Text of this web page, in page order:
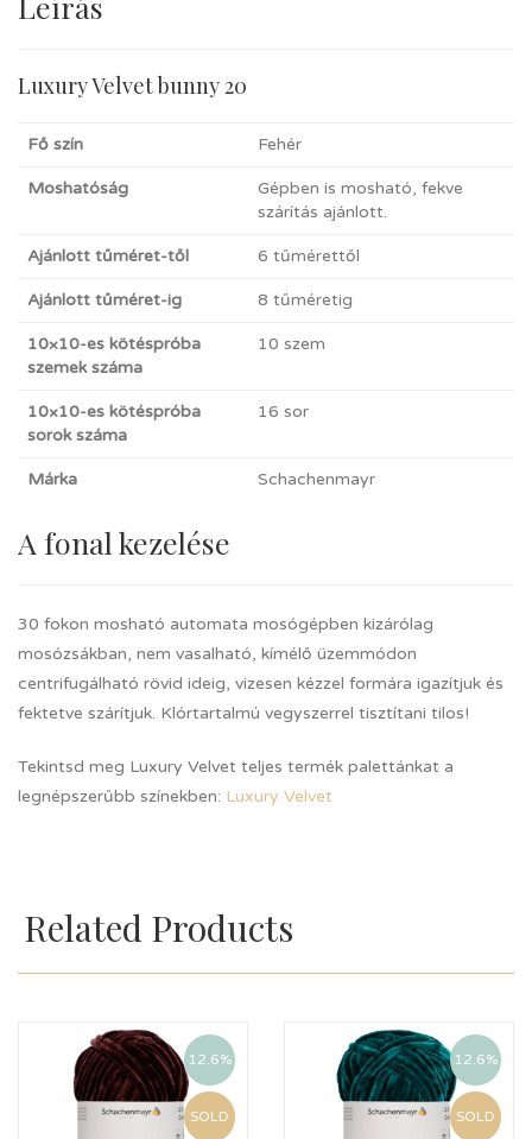
Luxury Velvet bunny 20
Fő szín Fehér
Moshatóság
Gépben is mosható, fekve
szárítás ajánlott.
Ajánlott tűméret-től 6 tűmérettől
Ajánlott tűméret-ig 8 tűméretig
10×10-es kötéspróba
szemek száma
10 szem
10×10-es kötéspróba
sorok száma
16 sor
Márka Schachenmayr
A fonal kezelése
30 fokon mosható automata mosógépben kizárólag
mosózsákban, nem vasalható, kímélő üzemmódon
centrifugálható rövid ideig, vizesen kézzel formára igazítjuk és
fektetve szárítjuk. Klórtartalmú vegyszerrel tisztítani tilos!
Tekintsd meg Luxury Velvet teljes termék palettánkat a
legnépszerűbb színekben: Luxury Velvet
Related Products
12.6%
SOLD
12.6%
SOLD